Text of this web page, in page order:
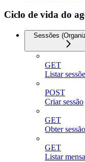
Ciclo de vida do
Sessões
GET
Listar
POST
Criar sessão
GET
Obter sessão
GET
Listar